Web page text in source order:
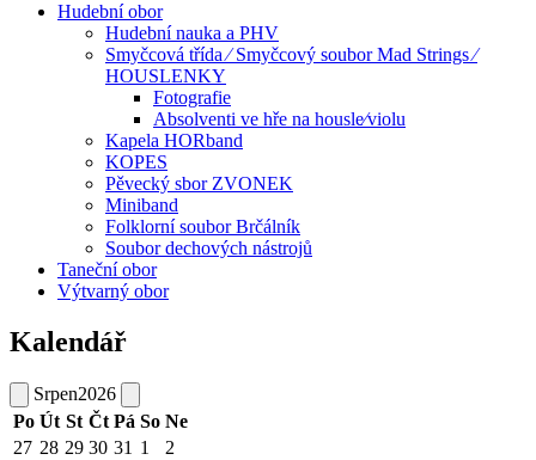
Hudební obor
Hudební nauka a PHV
Smyčcová třída ⁄ Smyčcový soubor Mad Strings ⁄
HOUSLENKY
Fotografie
Absolventi ve hře na housle⁄violu
Kapela HORband
KOPES
Pěvecký sbor ZVONEK
Miniband
Folklorní soubor Brčálník
Soubor dechových nástrojů
Taneční obor
Výtvarný obor
Kalendář
Srpen2026
Po Út St Čt Pá So Ne
27 28 29 30 31 1
2